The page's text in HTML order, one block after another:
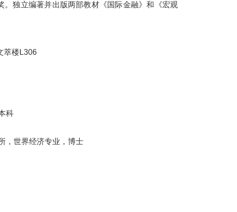
。独立编著并出版两部教材《国际金融》和《宏观
萃楼L306
科
，世界经济专业，博士